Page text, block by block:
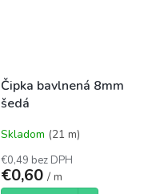
Čipka bavlnená 8mm
šedá
Skladom (21 m)
€0,49 bez DPH
€0,60 / m